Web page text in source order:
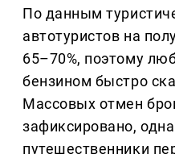
По данным
автотуристов на
65–70%, поэтому
бензином быстро
Массовых отмен
зафиксировано,
путешественники